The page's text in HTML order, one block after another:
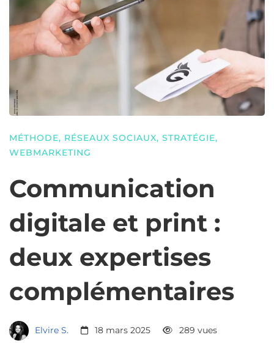
MÉTHODE, RÉSEAUX SOCIAUX, STRATÉGIE,
WEBMARKETING
Communication
digitale et print :
deux expertises
complémentaires
Elvire S. 18 mars 2025 289 vues